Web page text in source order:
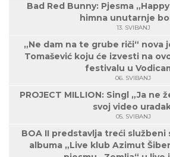
Bad Red Bunny: Pjesma
himna unutarnje
13. SVIBANJ
„Ne dam na te grube riči“ nova
Tomašević koju će izvesti na
festivalu u
06. SVIBANJ
PROJECT MILLION: Singl „Ja ne
svoj video
05. SVIBANJ
BOA II predstavlja treći službeni
albuma „Live klub Azimut